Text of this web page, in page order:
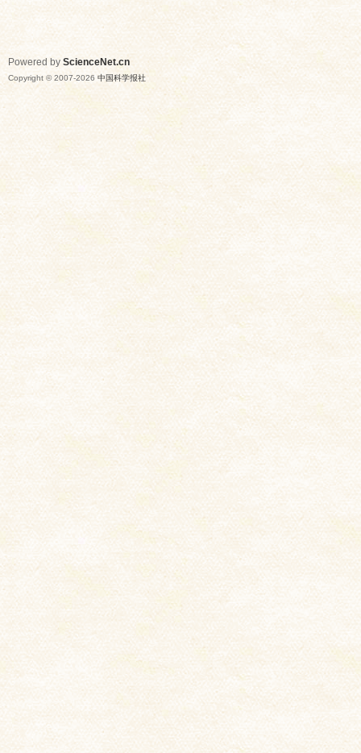
Powered by ScienceNet.cn
Copyright © 2007-2026 中国科学报社